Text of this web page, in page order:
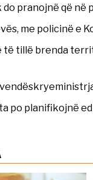
do pranojnë që
me policinë e
të tillë brenda
po planifikojnë